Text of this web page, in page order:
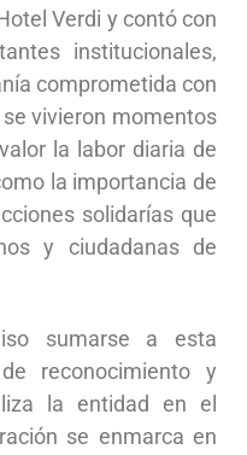
Verdi y contó con
institucionales,
comprometida con
vivieron momentos
la labor diaria de
la importancia de
solidarías que
y ciudadanas de
sumarse a esta
reconocimiento y
la entidad en el
se enmarca en